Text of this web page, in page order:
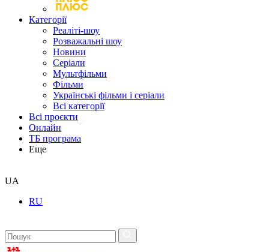
Категорії
Реаліті-шоу
Розважальні шоу
Новини
Серіали
Мультфільми
Фільми
Українські фільми і серіали
Всі категорії
Всі проєкти
Онлайн
ТБ програма
Еще
UA
RU